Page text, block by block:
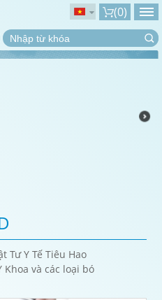
(0)
Tư Y Tế Tiêu Hao
Khoa và các loại bó